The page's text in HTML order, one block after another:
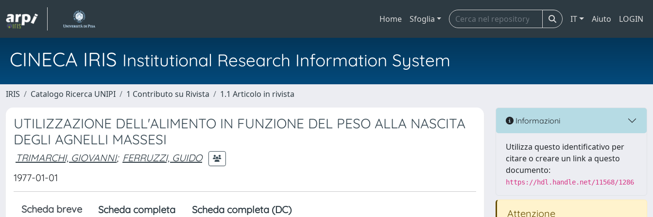
Home Sfoglia IT Aiuto LOGIN
CINECA IRIS Institutional Research Information System
IRIS Catalogo Ricerca UNIPI 1 Contributo su Rivista 1.1 Articolo in rivista
UTILIZZAZIONE DELL'ALIMENTO IN FUNZIONE DEL PESO ALLA NASCITA
DEGLI AGNELLI MASSESI
TRIMARCHI, GIOVANNI; FERRUZZI, GUIDO
1977-01-01
Scheda breve Scheda completa Scheda completa (DC)
Informazioni
Utilizza questo identificativo per
citare o creare un link a questo
documento:
https://hdl.handle.net/11568/1286
Attenzione